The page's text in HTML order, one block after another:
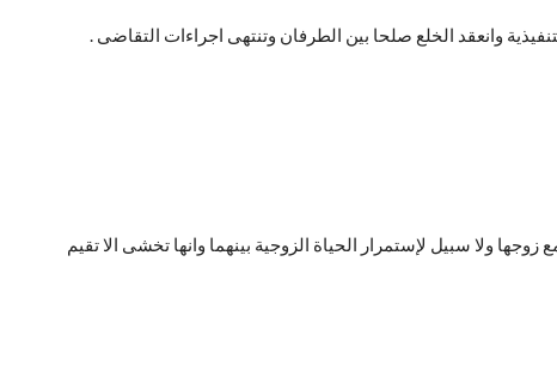
وانعقد الخلع صلحا بين الطرفان وتنتهى اجراءات التقاضى .
مع زوجها ولا سبيل لإستمرار الحياة الزوجية بينهما وانها تخشى الا تقيم